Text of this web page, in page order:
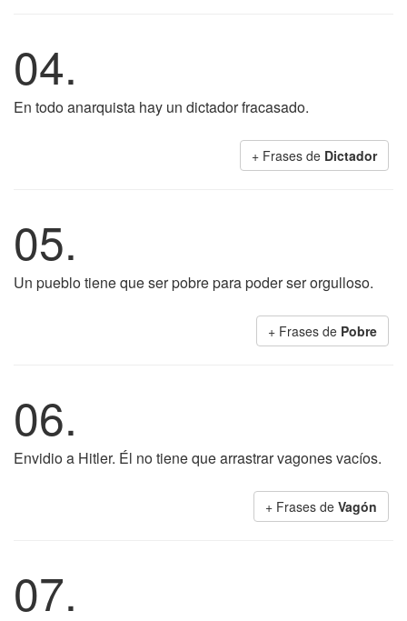
04.
En todo anarquista hay un dictador fracasado.
+ Frases de Dictador
05.
Un pueblo tiene que ser pobre para poder ser orgulloso.
+ Frases de Pobre
06.
Envidio a Hitler. Él no tiene que arrastrar vagones vacíos.
+ Frases de Vagón
07.